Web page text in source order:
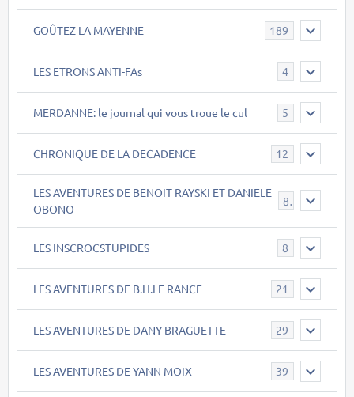
GOÛTEZ LA MAYENNE 189
LES ETRONS ANTI-FAs 4
MERDANNE: le journal qui vous troue le cul 5
CHRONIQUE DE LA DECADENCE 12
LES AVENTURES DE BENOIT RAYSKI ET DANIELE
OBONO
8
LES INSCROCSTUPIDES 8
LES AVENTURES DE B.H.LE RANCE 21
LES AVENTURES DE DANY BRAGUETTE 29
LES AVENTURES DE YANN MOIX 39